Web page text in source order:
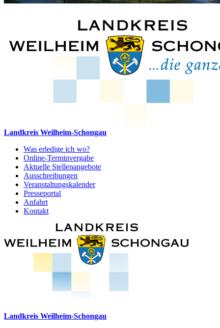
Landkreis Weilheim-Schongau
Was erledige ich wo?
Online-Terminvergabe
Aktuelle Stellenangebote
Ausschreibungen
Veranstaltungskalender
Presseportal
Anfahrt
Kontakt
Landkreis Weilheim-Schongau